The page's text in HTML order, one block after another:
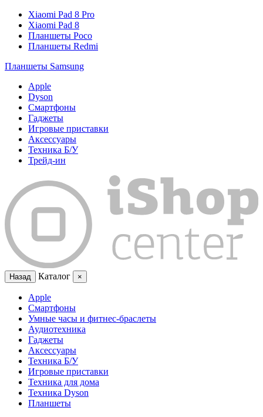
Xiaomi Pad 8 Pro
Xiaomi Pad 8
Планшеты Poco
Планшеты Redmi
Планшеты Samsung
Apple
Dyson
Смартфоны
Гаджеты
Игровые приставки
Аксессуары
Техника Б/У
Трейд-ин
Назад Каталог ×
Apple
Смартфоны
Умные часы и фитнес-браслеты
Аудиотехника
Гаджеты
Аксессуары
Техника Б/У
Игровые приставки
Техника для дома
Техника Dyson
Планшеты